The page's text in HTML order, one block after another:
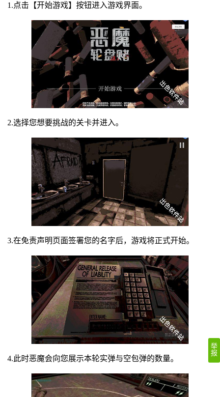
1.点击【开始游戏】按钮进入游戏界面。
2.选择您想要挑战的关卡并进入。
3.在免责声明页面签署您的名字后，游戏将正式开始。
4.此时恶魔会向您展示本轮实弹与空包弹的数量。
举
报